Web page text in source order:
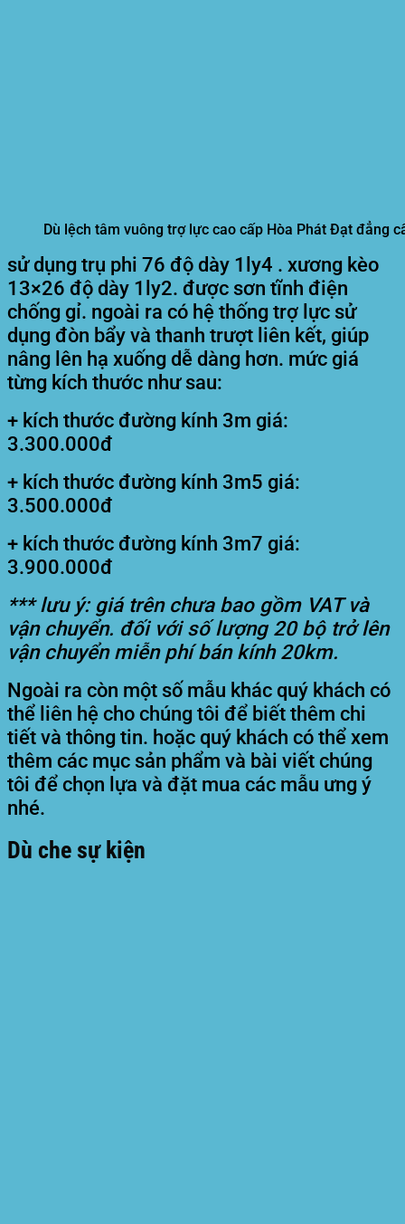
Dù lệch tâm vuông trợ lực cao cấp Hòa Phát Đạt đẳng
sử dụng trụ phi 76 độ dày 1ly4 . xương kèo
13×26 độ dày 1ly2. được sơn tĩnh điện
chống gỉ. ngoài ra có hệ thống trợ lực sử
dụng đòn bẩy và thanh trượt liên kết, giúp
nâng lên hạ xuống dễ dàng hơn. mức giá
từng kích thước như sau:
+ kích thước đường kính 3m giá:
3.300.000đ
+ kích thước đường kính 3m5 giá:
3.500.000đ
+ kích thước đường kính 3m7 giá:
3.900.000đ
*** lưu ý: giá trên chưa bao gồm VAT và
vận chuyển. đối với số lượng 20 bộ trở lên
vận chuyển miễn phí bán kính 20km.
Ngoài ra còn một số mẫu khác quý khách có
thể liên hệ cho chúng tôi để biết thêm chi
tiết và thông tin. hoặc quý khách có thể xem
thêm các mục sản phẩm và bài viết chúng
tôi để chọn lựa và đặt mua các mẫu ưng ý
nhé.
Dù che sự kiện